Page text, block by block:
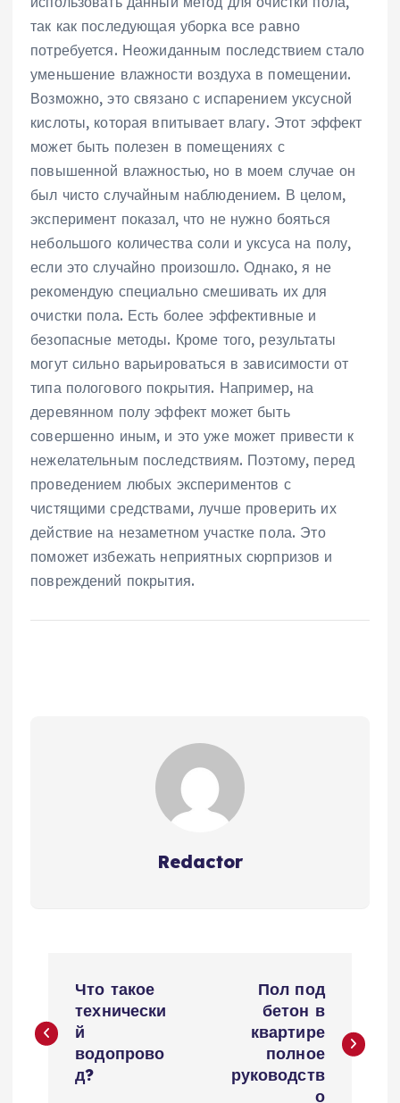
так как последующая уборка все равно
потребуется. Неожиданным последствием стало
уменьшение влажности воздуха в помещении.
Возможно, это связано с испарением уксусной
кислоты, которая впитывает влагу. Этот эффект
может быть полезен в помещениях с
повышенной влажностью, но в моем случае он
был чисто случайным наблюдением. В целом,
эксперимент показал, что не нужно бояться
небольшого количества соли и уксуса на полу,
если это случайно произошло. Однако, я не
рекомендую специально смешивать их для
очистки пола. Есть более эффективные и
безопасные методы. Кроме того, результаты
могут сильно варьироваться в зависимости от
типа пологового покрытия. Например, на
деревянном полу эффект может быть
совершенно иным, и это уже может привести к
нежелательным последствиям. Поэтому, перед
проведением любых экспериментов с
чистящими средствами, лучше проверить их
действие на незаметном участке пола. Это
поможет избежать неприятных сюрпризов и
повреждений покрытия.
Redactor
а
в
Что такое
технически
й
водопрово
д?
Пол под
бетон в
квартире
полное
руководств
о